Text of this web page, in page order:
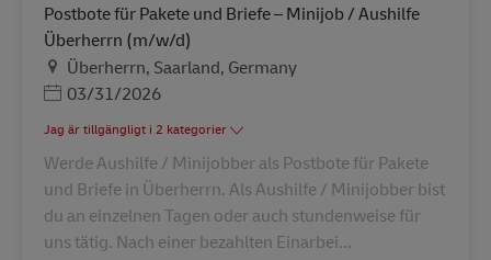
Postbote für Pakete und Briefe – Minijob / Aushilfe
Überherrn (m/w/d)
PlatsÜberherrn, Saarland, Germany
Posted Date
03/31/2026
Jag är tillgängligt i 2 kategorier
Werde Aushilfe / Minijobber als Postbote für Pakete
und Briefe in Überherrn. Als Aushilfe / Minijobber bist
du an einzelnen Tagen oder auch stundenweise für
uns tätig. Nach einer bezahlten Einarbei...